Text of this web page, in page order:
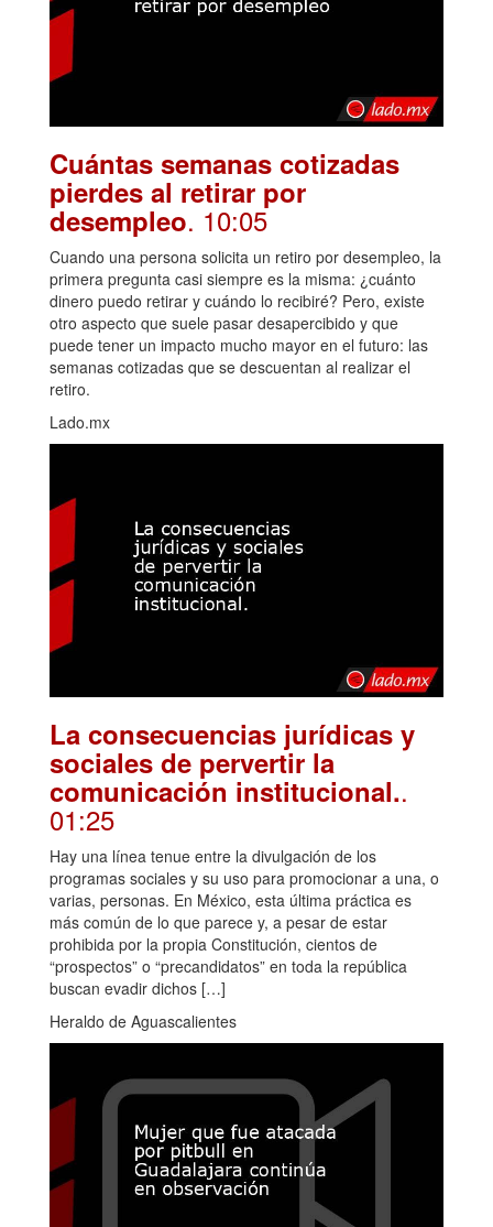
Cuántas semanas cotizadas
pierdes al retirar por
desempleo. 10:05
Cuando una persona solicita un retiro por desempleo, la
primera pregunta casi siempre es la misma: ¿cuánto
dinero puedo retirar y cuándo lo recibiré? Pero, existe
otro aspecto que suele pasar desapercibido y que
puede tener un impacto mucho mayor en el futuro: las
semanas cotizadas que se descuentan al realizar el
retiro.
Lado.mx
La consecuencias jurídicas y
sociales de pervertir la
comunicación institucional..
01:25
Hay una línea tenue entre la divulgación de los
programas sociales y su uso para promocionar a una, o
varias, personas. En México, esta última práctica es
más común de lo que parece y, a pesar de estar
prohibida por la propia Constitución, cientos de
“prospectos” o “precandidatos” en toda la república
buscan evadir dichos […]
Heraldo de Aguascalientes